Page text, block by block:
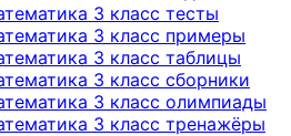
3 класс тесты
3 класс примеры
3 класс таблицы
3 класс сборники
3 класс олимпиады
3 класс тренажёры